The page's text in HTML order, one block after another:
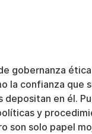
gobernanza
la confianza que
depositan en él.
y
son solo papel